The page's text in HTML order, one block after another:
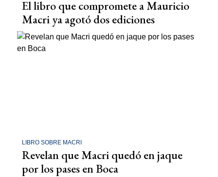
El libro que compromete a Mauricio
Macri ya agotó dos ediciones
LIBRO SOBRE MACRI
Revelan que Macri quedó en jaque
por los pases en Boca